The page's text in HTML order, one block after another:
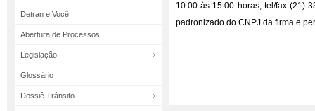
Detran e Você
Abertura de Processos
Legislação
Glossário
Dossiê Trânsito
10:00 às 15:00 horas, tel/fax (21)
padronizado do CNPJ da firma e